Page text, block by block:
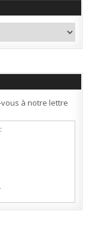
à notre lettre